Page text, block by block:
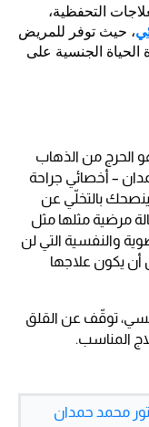
التحفظية،
، حيث توفر للمريض
الجنسية على
الحرج من الذهاب
– أخصائي جراحة
ينصحك بالتخلّي عن
مرضية مثلها مثل
والنفسية التي لن
يكون علاجها
توقّف عن القلق
المناسب.